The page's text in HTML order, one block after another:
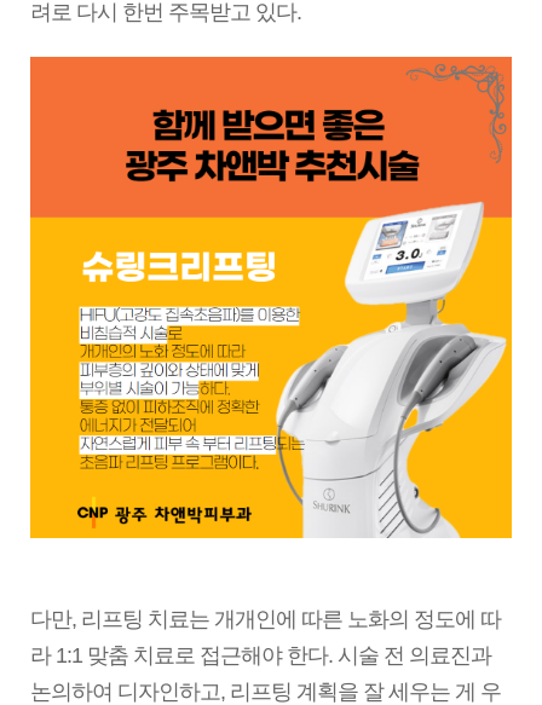
려로 다시 한번 주목받고 있다.
다만, 리프팅 치료는 개개인에 따른 노화의 정도에 따
라 1:1 맞춤 치료로 접근해야 한다. 시술 전 의료진과
논의하여 디자인하고, 리프팅 계획을 잘 세우는 게 우